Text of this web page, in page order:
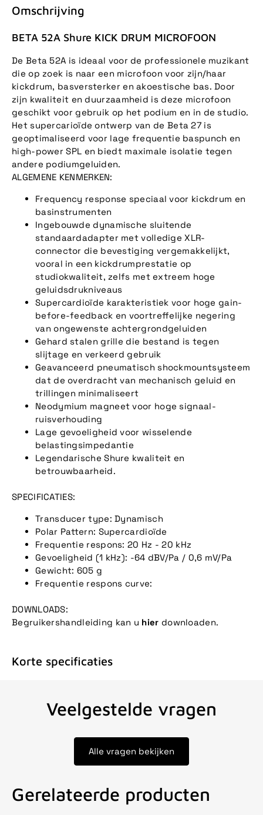
Omschrijving
BETA 52A Shure KICK DRUM MICROFOON
De Beta 52A is ideaal voor de professionele muzikant
die op zoek is naar een microfoon voor zijn/haar
kickdrum, basversterker en akoestische bas. Door
zijn kwaliteit en duurzaamheid is deze microfoon
geschikt voor gebruik op het podium en in de studio.
Het supercarioïde ontwerp van de Beta 27 is
geoptimaliseerd voor lage frequentie baspunch en
high-power SPL en biedt maximale isolatie tegen
andere podiumgeluiden.
ALGEMENE KENMERKEN:
Frequency response speciaal voor kickdrum en
basinstrumenten
Ingebouwde dynamische sluitende
standaardadapter met volledige XLR-
connector die bevestiging vergemakkelijkt,
vooral in een kickdrumprestatie op
studiokwaliteit, zelfs met extreem hoge
geluidsdrukniveaus
Supercardioïde karakteristiek voor hoge gain-
before-feedback en voortreffelijke negering
van ongewenste achtergrondgeluiden
Gehard stalen grille die bestand is tegen
slijtage en verkeerd gebruik
Geavanceerd pneumatisch shockmountsysteem
dat de overdracht van mechanisch geluid en
trillingen minimaliseert
Neodymium magneet voor hoge signaal-
ruisverhouding
Lage gevoeligheid voor wisselende
belastingsimpedantie
Legendarische Shure kwaliteit en
betrouwbaarheid.
SPECIFICATIES:
Transducer type: Dynamisch
Polar Pattern: Supercardioïde
Frequentie respons: 20 Hz - 20 kHz
Gevoeligheid (1 kHz): -64 dBV/Pa / 0,6 mV/Pa
Gewicht: 605 g
Frequentie respons curve:
DOWNLOADS:
Begruikershandleiding kan u hier downloaden.
Korte specificaties
Veelgestelde vragen
Alle vragen bekijken
Gerelateerde producten